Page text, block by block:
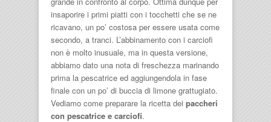
insaporire i primi piatti con i tocchetti che se ne
ricavano, un po’ costosa per essere usata come
secondo, a tranci. L’abbinamento con i carciofi
non è molto inusuale, ma in questa versione,
abbiamo dato una nota di freschezza marinando
prima la pescatrice ed aggiungendola in fase
finale con un po’ di buccia di limone grattugiato.
Vediamo come preparare la ricetta dei paccheri
con pescatrice e carciofi.